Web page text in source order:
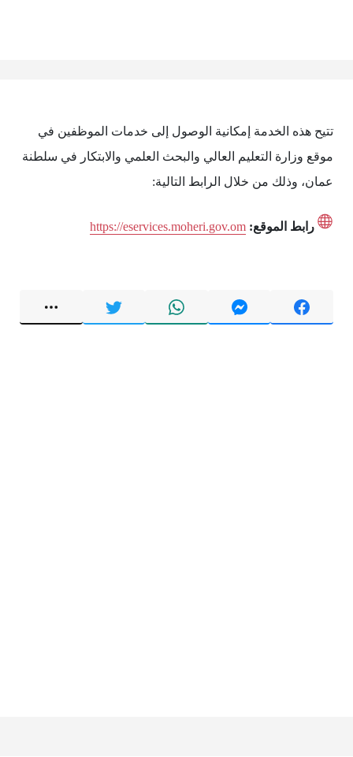
تتيح هذه الخدمة إمكانية الوصول إلى خدمات الموظفين في
موقع وزارة التعليم العالي والبحث العلمي والابتكار في سلطنة
عمان، وذلك من خلال الرابط التالية:
رابط الموقع: https://eservices.moheri.gov.om